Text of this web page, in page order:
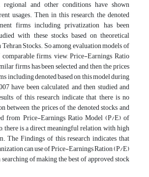
regional and other conditions have shown
usages. Then, in this research, the denoted
firms including privatization has been
with these stocks based on theoretical
Stocks. So among evaluation models of
firms, view, Price-Earnings Ratio
firms has been selected and then the prices
including denoted based on this model during
have been calculated, and then studied and
of this research indicate that there is no
between the prices of the denoted stocks and
from Price-Earnings Ratio Model (P/E) of
is a direct meaningful relation, with high
The Findings of this research indicates that
can use of Price-Earnings Ration (P/E)
of making the best of approved stock